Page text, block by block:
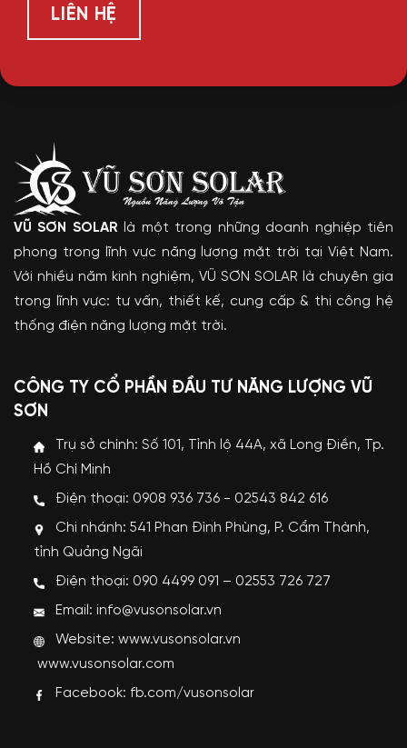
LIÊN HỆ
VŨ SƠN SOLAR là một trong những doanh nghiệp tiên
phong trong lĩnh vực năng lượng mặt trời tại Việt Nam.
Với nhiều năm kinh nghiệm, VŨ SƠN SOLAR là chuyên gia
trong lĩnh vực: tư vấn, thiết kế, cung cấp & thi công hệ
thống điện năng lượng mặt trời.
CÔNG TY CỔ PHẦN ĐẦU TƯ NĂNG LƯỢNG VŨ
SƠN
Trụ sở chính: Số 101, Tỉnh lộ 44A, xã Long Điền, Tp.
Hồ Chí Minh
Điện thoại: 0908 936 736 - 02543 842 616
Chi nhánh: 541 Phan Đình Phùng, P. Cẩm Thành,
tỉnh Quảng Ngãi
Điện thoại: 090 4499 091 – 02553 726 727
Email: info@vusonsolar.vn
Website:www.vusonsolar.vn
www.vusonsolar.com
Facebook: fb.com/vusonsolar